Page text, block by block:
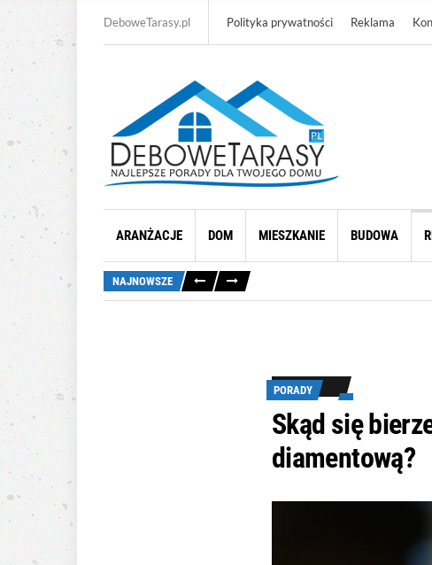
DeboweTarasy.pl Polityka prywatności Reklama
ARANŻACJE DOM MIESZKANIE BUDOWA
NAJNOWSZE
PORADY
Skąd się
diamentową?